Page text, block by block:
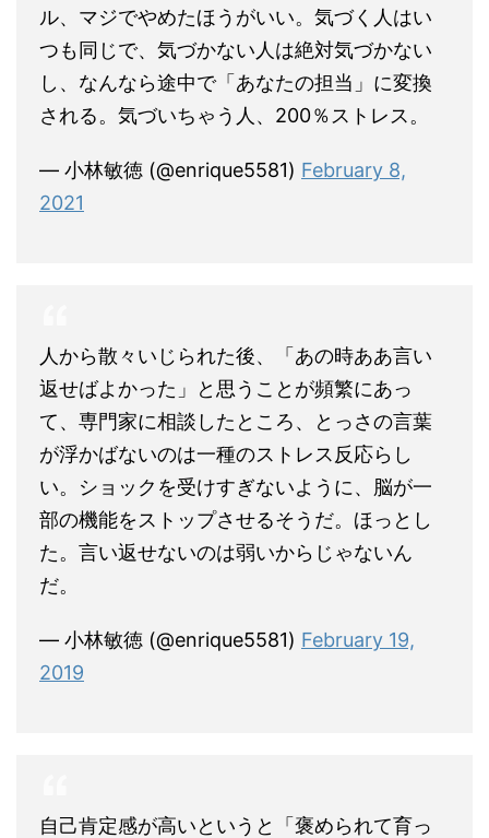
ル、マジでやめたほうがいい。気づく人はい
つも同じで、気づかない人は絶対気づかない
し、なんなら途中で「あなたの担当」に変換
される。気づいちゃう人、200％ストレス。
— 小林敏徳 (@enrique5581) February 8,
2021
人から散々いじられた後、「あの時ああ言い
返せばよかった」と思うことが頻繁にあっ
て、専門家に相談したところ、とっさの言葉
が浮かばないのは一種のストレス反応らし
い。ショックを受けすぎないように、脳が一
部の機能をストップさせるそうだ。ほっとし
た。言い返せないのは弱いからじゃないん
だ。
— 小林敏徳 (@enrique5581) February 19,
2019
自己肯定感が高いというと「褒められて育っ